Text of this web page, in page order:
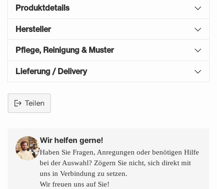
Produktdetails
Hersteller
Pflege, Reinigung & Muster
Lieferung / Delivery
Teilen
den
Warenkorb
legen
Wir helfen gerne!
Haben Sie Fragen, Anregungen oder benötigen Hilfe
bei der Auswahl? Zögern Sie nicht, sich direkt mit
uns in Verbindung zu setzen.
Wir freuen uns auf Sie!